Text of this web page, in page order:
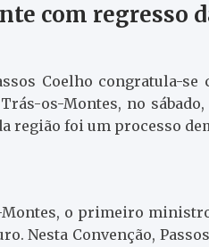
com regresso
Coelho congratula-se
os-Montes, no
região foi um processo
o primeiro
Nesta Convenção,